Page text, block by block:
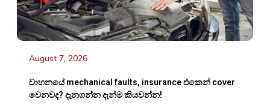
August 7, 2026
වාහනයේ mechanical faults, insurance එකෙන් cover
වෙනවද? දැනගන්න දැන්ම කියවන්න!